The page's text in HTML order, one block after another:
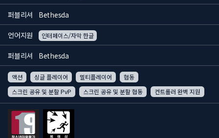
퍼블리셔 Bethesda
언어지원 인터페이스/자막 한글
퍼블리셔 Bethesda
액션 싱글 플레이어 멀티플레이어
협동
스크린 공유 및 분할 PvP
스크린 공유 및 분할 협동 컨트롤러 완벽 지원